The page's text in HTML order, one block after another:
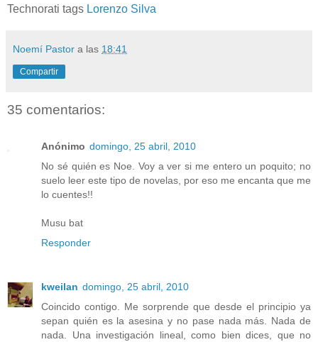
Technorati tags Lorenzo Silva
Noemí Pastor a las 18:41
Compartir
35 comentarios:
Anónimo domingo, 25 abril, 2010
No sé quién es Noe. Voy a ver si me entero un poquito; no
suelo leer este tipo de novelas, por eso me encanta que me
lo cuentes!!
Musu bat
Responder
kweilan domingo, 25 abril, 2010
Coincido contigo. Me sorprende que desde el principio ya
sepan quién es la asesina y no pase nada más. Nada de
nada. Una investigación lineal, como bien dices, que no